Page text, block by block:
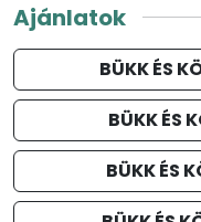
Ajánlatok
BÜKK ÉS
BÜKK ÉS
BÜKK ÉS